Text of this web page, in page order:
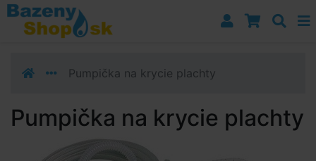
Prejsť k navigácii
Prejsť na obsah
Prejsť k bočnému stĺpci
Pumpička na krycie plachty
Pumpička na krycie plachty